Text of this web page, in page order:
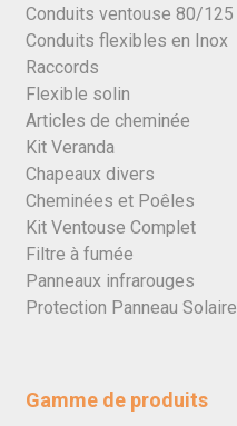
Conduits ventouse 80/125
Conduits flexibles en Inox
Raccords
Flexible solin
Articles de cheminée
Kit Veranda
Chapeaux divers
Cheminées et Poêles
Kit Ventouse Complet
Filtre à fumée
Panneaux infrarouges
Protection Panneau Solaire
Gamme de produits